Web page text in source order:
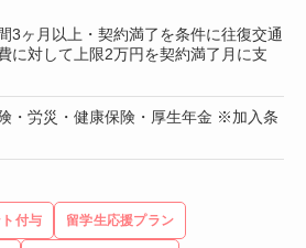
3ヶ月以上・契約満了を条件に往復交通
に対して上限2万円を契約満了月に支
・労災・健康保険・厚生年金 ※加入条
付与 留学生応援プラン